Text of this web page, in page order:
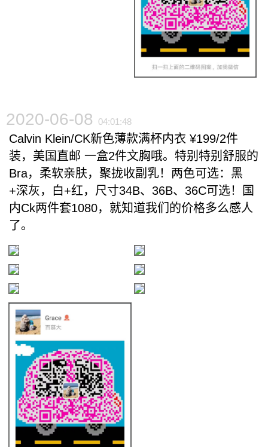
2020-06-08 04:01:48
Calvin Klein/CK新色薄款满杯内衣 ¥199/2件
装，美国直邮 一盒2件文胸哦。特别特别舒服的
Bra，柔软亲肤，聚拢收副乳！两色可选：黑
+深灰，白+红，尺寸34B、36B、36C可选！国
内Ck两件套1080，就知道我们的价格多么感人
了。